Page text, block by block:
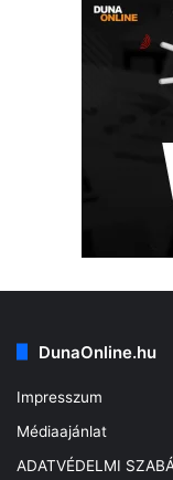
DunaOnline.hu
Impresszum
Médiaajánlat
ADATVÉDELMI